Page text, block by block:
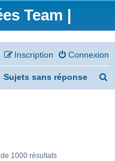
Team |
Connexion
Inscription
Sujets sans réponse
1000 résultats